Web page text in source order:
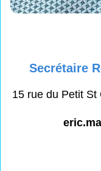
Secrétaire
15 rue du Petit St